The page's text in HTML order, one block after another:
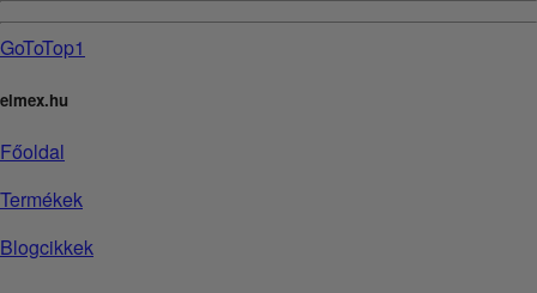
GoToTop1
elmex.hu
Főoldal
Termékek
Blogcikkek